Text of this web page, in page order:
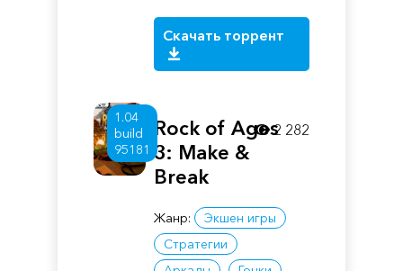
Скачать торрент
1.04
build
95181
Rock of Ages
3: Make &
Break
Жанр:
Экшен игры
Стратегии
2 282